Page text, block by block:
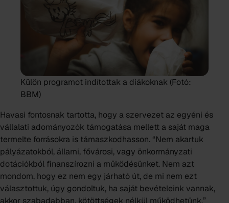
Külön programot indítottak a diákoknak (Fotó:
BBM)
Havasi fontosnak tartotta, hogy a szervezet az egyéni és
vállalati adományozók támogatása mellett a saját maga
termelte forrásokra is támaszkodhasson. “Nem akartuk
pályázatokból, állami, fővárosi, vagy önkormányzati
dotációkból finanszírozni a működésünket. Nem azt
mondom, hogy ez nem egy járható út, de mi nem ezt
választottuk, úgy gondoltuk, ha saját bevételeink vannak,
akkor szabadabban, kötöttségek nélkül működhetünk.”